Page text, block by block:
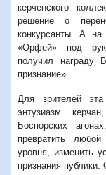
керченского
решение о
конкурсанты. А на
«Орфей» под
получил награду
признание».
Для зрителей
энтузиазм
Боспорских
превратить
уровня, изменить
признания